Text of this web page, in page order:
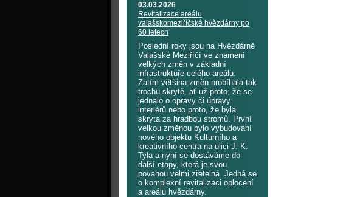
03.03.2026
Revitalizace areálu
valašskomeziříčské hvězdárny po
60 letech
Poslední roky jsou na Hvězdárně
Valašské Meziříčí ve znamení
velkých změn v základní
infrastruktuře celého areálu.
Zatím většina změn probíhala tak
trochu skrytě, ať už proto, že se
jednalo o opravy či úpravy
interiérů nebo proto, že byla
skryta za hradbou stromů. První
velkou změnou bylo vybudování
nového objektu Kulturního a
kreativního centra na ulici J. K.
Tyla a nyní se dostáváme do
další etapy, která je svou
povahou velmi zřetelná. Jedná se
o komplexní revitalizaci oplocení
a areálu hvězdárny.